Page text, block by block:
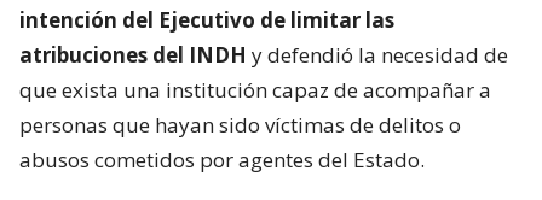
intención del Ejecutivo de limitar las
atribuciones del INDH y defendió la necesidad de
que exista una institución capaz de acompañar a
personas que hayan sido víctimas de delitos o
abusos cometidos por agentes del Estado.